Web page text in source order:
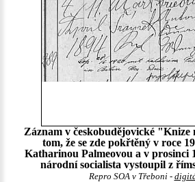
Záznam v českobudějovické "Knize
tom, že se zde pokřtěný v roce
Katharinou Palmeovou a v prosinci
národní socialista vystoupil z
Repro SOA v Třeboni -